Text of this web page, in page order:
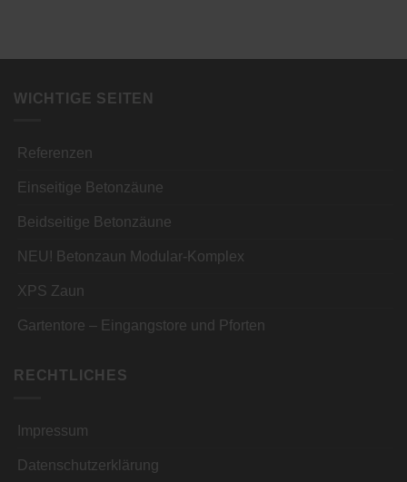
WICHTIGE SEITEN
Referenzen
Einseitige Betonzäune
Beidseitige Betonzäune
NEU! Betonzaun Modular-Komplex
XPS Zaun
Gartentore – Eingangstore und Pforten
RECHTLICHES
Impressum
Datenschutzerklärung